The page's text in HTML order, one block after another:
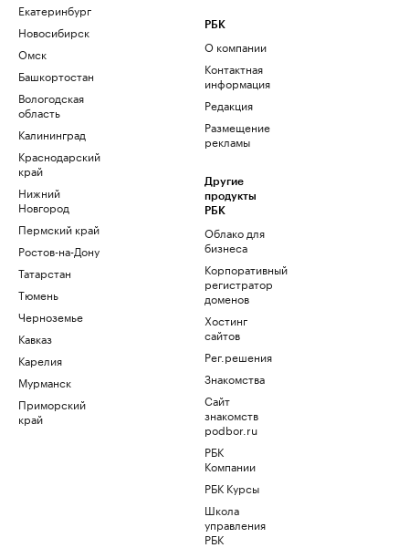
Екатеринбург
Новосибирск
Омск
Башкортостан
Вологодская
область
Калининград
Краснодарский
край
Нижний
Новгород
Пермский край
Ростов-на-Дону
Татарстан
Тюмень
Черноземье
Кавказ
Карелия
Мурманск
Приморский
край
РБК
О компании
Контактная
информация
Редакция
Размещение
рекламы
Другие
продукты
РБК
Облако для
бизнеса
Корпоративный
регистратор
доменов
Хостинг
сайтов
Рег.решения
Знакомства
Сайт
знакомств
podbor.ru
РБК
Компании
РБК Курсы
Школа
управления
РБК